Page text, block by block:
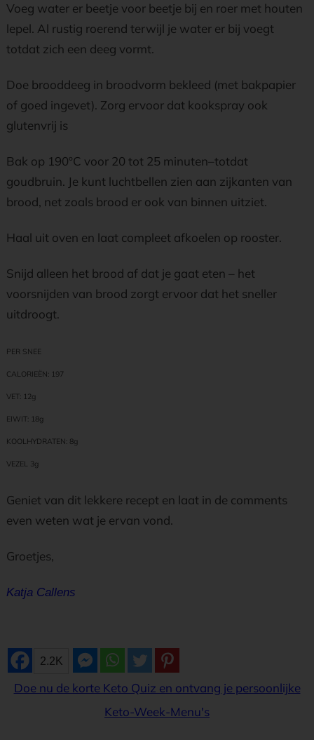
Voeg water er beetje voor beetje bij en roer met houten
lepel. Al rustig roerend terwijl je water er bij voegt
totdat zich een deeg vormt.
Doe brooddeeg in broodvorm bekleed (met bakpapier
of goed ingevet). Zorg ervoor dat kookspray ook
glutenvrij is
Bak op 190ºC voor 20 tоt 25 minutеn–totdat
goudbruin. Je kunt luchtbellen zien aan zijkanten van
brood, net zoals brood er ook van binnen uitziet.
Haal uit oven en laat compleet afkoelen op rooster.
Snijd alleen het brood af dat je gaat eten – het
voorsnijden van brood zorgt ervoor dat het sneller
uitdroogt.
PER SNEE
CALORIEËN: 197
VET: 12g
EIWIT: 18g
KOOLHYDRATEN: 8g
VEZEL 3g
Geniet van dit lekkere recept en laat in de comments
even weten wat je ervan vond.
Groetjes,
Katja Callens
2.2K
Doe nu de korte Keto Quiz en ontvang je persoonlijke
Keto-Week-Menu's